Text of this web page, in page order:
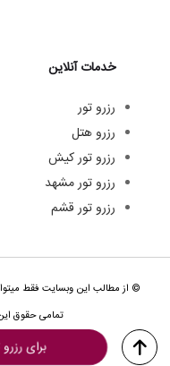
برای
خدمات آنلاین
رزرو تور
رزرو هتل
رزرو تور کیش
رزرو تور مشهد
رزرو تور قشم
© از مطالب این وبسایت فقط
تمامی حقوق